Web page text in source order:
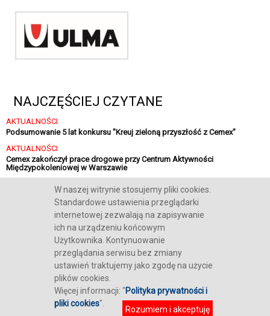
W naszej witrynie stosujemy pliki cookies.
Standardowe ustawienia przeglądarki
internetowej zezwalają na zapisywanie
ich na urządzeniu końcowym
Użytkownika. Kontynuowanie
przeglądania serwisu bez zmiany
ustawień traktujemy jako zgodę na użycie
plików cookies.
Więcej informacji: "Polityka prywatności i
pliki cookies".
Rozumiem i akceptuję
NAJCZĘŚCIEJ CZYTANE
AKTUALNOŚCI
Podsumowanie 5 lat konkursu "Kreuj zieloną przyszłość z Cemex"
AKTUALNOŚCI
Cemex zakończył prace drogowe przy Centrum Aktywności
Międzypokoleniowej w Warszawie
AKTUALNOŚCI
Sika finalizuje strategiczną inwestycję w Polsce
REKLAMA KONTAKT POLITYKA COOKIES
COPYRIGHT POLSKIE CENTRUM BUDOWNICTWA DIFIN I MULLER SP. Z O.O.
DESIGN: EDIT WYKONANIE:
NET-LINE WARSZAWA